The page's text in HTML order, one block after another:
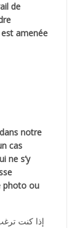
de
amenée
notre
cas
ne s’y
photo ou
إذا كنت